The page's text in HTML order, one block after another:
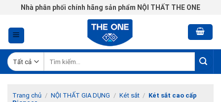
Chuyển
nội
dung
Nhà phân phối chính hãng sản phẩm NỘI THẤT THE ONE
kiếm:
Trang chủ / NỘI THẤT GIA DỤNG / Két sắt / Két sắt cao cấp